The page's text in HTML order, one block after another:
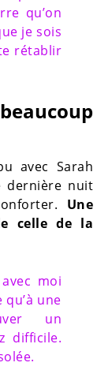
qu’on
je sois
rétablir
avec Sarah
dernière nuit
Une
celle de la
moi
une
un
difficile.